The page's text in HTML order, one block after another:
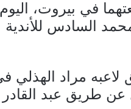
جمعتهما في بيروت،
الملك محمد السادس
طريق عبد القادر